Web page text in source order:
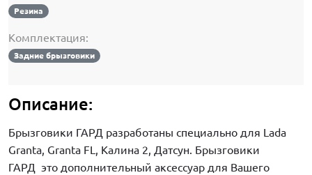
Резина
Комплектация:
Задние брызговики
Описание:
Брызговики ГАРД разработаны специально для Lada
Granta, Granta FL, Калина 2, Датсун. Брызговики
ГАРД это дополнительный аксессуар для Вашего